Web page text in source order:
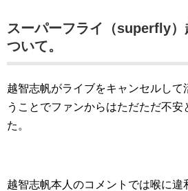
スーパーフライ（superfly）
ついて。
越智志帆がライブをキャンセルして
うことでファンからはただただ不安
た。
越智志帆本人のコメントでは喉に違